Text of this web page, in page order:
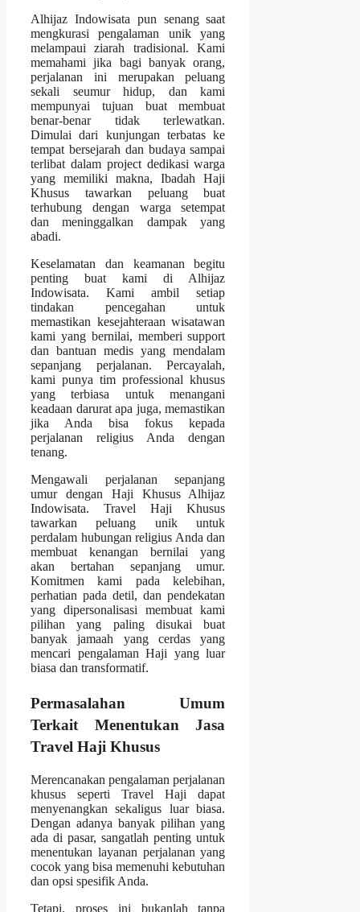
Alhijaz Indowisata pun senang saat
mengkurasi pengalaman unik yang
melampaui ziarah tradisional. Kami
memahami jika bagi banyak orang,
perjalanan ini merupakan peluang
sekali seumur hidup, dan kami
mempunyai tujuan buat membuat
benar-benar tidak terlewatkan.
Dimulai dari kunjungan terbatas ke
tempat bersejarah dan budaya sampai
terlibat dalam project dedikasi warga
yang memiliki makna, Ibadah Haji
Khusus tawarkan peluang buat
terhubung dengan warga setempat
dan meninggalkan dampak yang
abadi.
Keselamatan dan keamanan begitu
penting buat kami di Alhijaz
Indowisata. Kami ambil setiap
tindakan pencegahan untuk
memastikan kesejahteraan wisatawan
kami yang bernilai, memberi support
dan bantuan medis yang mendalam
sepanjang perjalanan. Percayalah,
kami punya tim professional khusus
yang terbiasa untuk menangani
keadaan darurat apa juga, memastikan
jika Anda bisa fokus kepada
perjalanan religius Anda dengan
tenang.
Mengawali perjalanan sepanjang
umur dengan Haji Khusus Alhijaz
Indowisata. Travel Haji Khusus
tawarkan peluang unik untuk
perdalam hubungan religius Anda dan
membuat kenangan bernilai yang
akan bertahan sepanjang umur.
Komitmen kami pada kelebihan,
perhatian pada detil, dan pendekatan
yang dipersonalisasi membuat kami
pilihan yang paling disukai buat
banyak jamaah yang cerdas yang
mencari pengalaman Haji yang luar
biasa dan transformatif.
Permasalahan Umum
Terkait Menentukan Jasa
Travel Haji Khusus
Merencanakan pengalaman perjalanan
khusus seperti Travel Haji dapat
menyenangkan sekaligus luar biasa.
Dengan adanya banyak pilihan yang
ada di pasar, sangatlah penting untuk
menentukan layanan perjalanan yang
cocok yang bisa memenuhi kebutuhan
dan opsi spesifik Anda.
Tetapi, proses ini bukanlah tanpa